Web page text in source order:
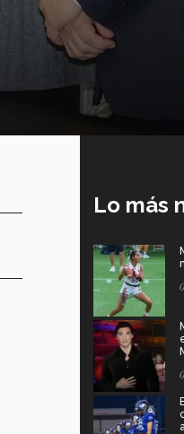
Lo más